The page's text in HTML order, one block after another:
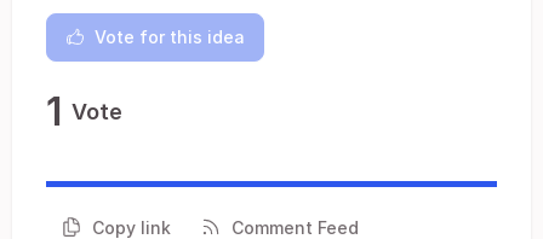
Vote for this idea
1 Vote
Copy link Comment Feed